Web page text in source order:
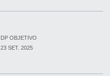
DP OBJETIVO
23 SET. 2025